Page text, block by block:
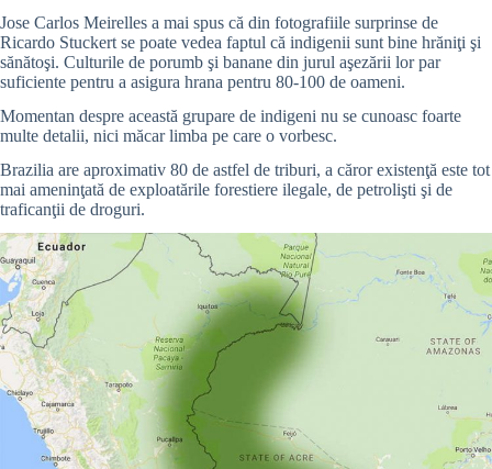
Jose Carlos Meirelles a mai spus că din fotografiile surprinse de
Ricardo Stuckert se poate vedea faptul că indigenii sunt bine hrăniţi şi
sănătoşi. Culturile de porumb şi banane din jurul aşezării lor par
suficiente pentru a asigura hrana pentru 80-100 de oameni.
Momentan despre această grupare de indigeni nu se cunoasc foarte
multe detalii, nici măcar limba pe care o vorbesc.
Brazilia are aproximativ 80 de astfel de triburi, a căror existenţă este tot
mai ameninţată de exploatările forestiere ilegale, de petrolişti şi de
traficanţii de droguri.